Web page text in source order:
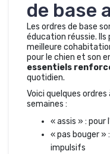
de base
Les ordres de base
éducation réussie.
meilleure
pour le chien et son
essentiels
quotidien.
Voici quelques
semaines :
« assis » : pour
« pas bouger
impulsifs